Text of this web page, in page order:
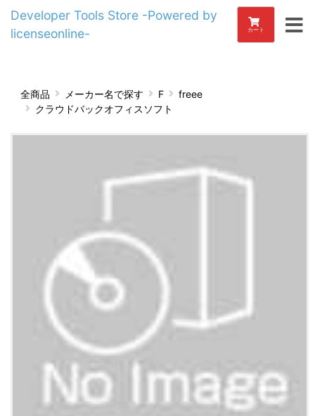
Developer Tools Store -Powered by
licenseonline-
カート
全商品 メーカー名で探す F
freee
クラウドバックオフィスソフト